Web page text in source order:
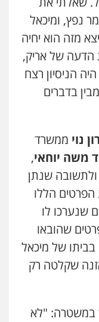
נפץ, ומיכאל
מזה הוא יחיה
הדעה של אריק,
הניסיון רצח
בדברים
נוי ממשרד
משה יוחאי,
שנתן
הללו
שנערכו לו
שהובאו
של מיכאל
שקלטה רק
במשטרה: "לא